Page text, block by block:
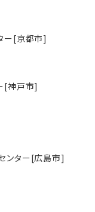
ー[京都市]
[神戸市]
ンター[広島市]